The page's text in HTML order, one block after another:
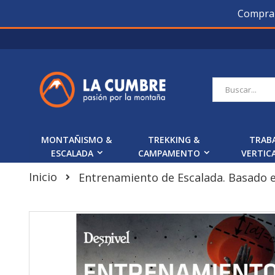
a
Buscar
MONTAÑISMO &
ESCALADA
TREKKING &
CAMPAMENTO
Inicio Entrenamiento de Escalada. Basado